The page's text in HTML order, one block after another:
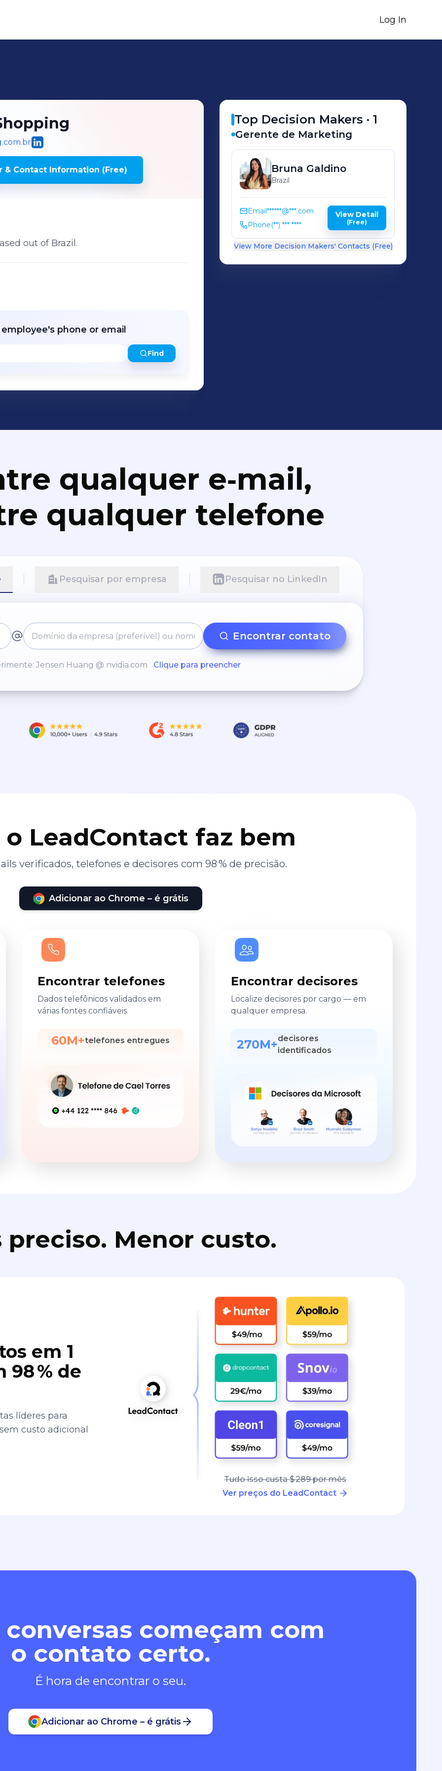
Log In
& Contact Information (Free)
out of Brazil.
phone or email
Find
Top Decision Makers ·1
Gerente de Marketing
Bruna Galdino
Brazil
Email******@***.com
Phone(**) *** ****
View Detail
(Free)
View More Decision Makers' Contacts (Free)
qualquer e‑mail,
qualquer telefone
Pesquisar por empresa Pesquisar no LinkedIn
Encontrar contato
Jensen Huang @ nvidia.com Clique para preencher
o LeadContact faz bem
verificados, telefones e decisores com 98 % de precisão.
Adicionar ao Chrome – é grátis
Encontrar telefones
Dados telefônicos validados em
várias fontes confiáveis.
60M+telefones entregues
Encontrar decisores
Localize decisores por cargo — em
qualquer empresa.
270M+decisores
identificados
preciso. Menor custo.
em 1
% de
líderes para
custo adicional
Tudo isso custa $ 289 por mês
Ver preços do LeadContact
conversas começam com
o contato certo.
É hora de encontrar o seu.
Adicionar ao Chrome – é grátis